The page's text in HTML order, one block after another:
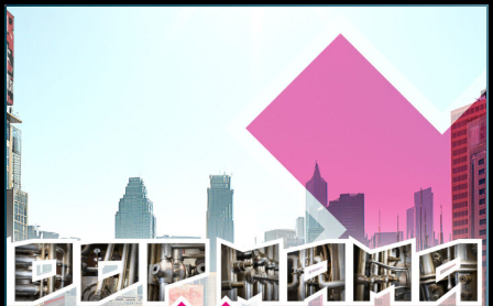
MOOP MAMA